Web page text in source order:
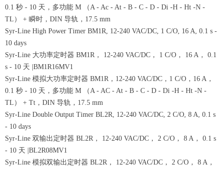
0.1 秒 - 10 天，多功能 M （A - Ac - At - B - C - D - Di -H - Ht -N -
TL） + 瞬时，DIN 导轨，17.5 mm
Syr-Line High Power Timer BM1R, 12-240 VAC/DC, 1 C/O, 16 A, 0.1 s -
10 days
Syr-Line 大功率定时器 BM1R， 12-240 VAC/DC， 1 C/O， 16 A， 0.1
s - 10 天 |BM1R16MV1
Syr-Line 模拟大功率定时器 BM1R，12-240 VAC/DC，1 C/O，16 A，
0.1 秒 - 10 天，多功能 M （A - AC - At - B - C - D - Di -H - Ht -N -
TL） + Tt，DIN 导轨，17.5 mm
Syr-Line Double Output Timer BL2R, 12-240 VAC/DC, 2 C/O, 8 A, 0.1 s
- 10 days
Syr-Line 双输出定时器 BL2R， 12-240 VAC/DC， 2 C/O， 8 A， 0.1 s
- 10 天 |BL2R08MV1
Syr-Line 模拟双输出定时器 BL2R， 12-240 VAC/DC， 2 C/O， 8 A，